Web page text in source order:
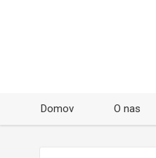
Domov O nas